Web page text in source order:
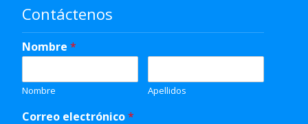
Contáctenos
Nombre *
Nombre Apellidos
Correo electrónico*